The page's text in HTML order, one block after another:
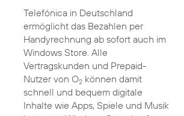
Telefónica in Deutschland
ermöglicht das Bezahlen per
Handyrechnung ab sofort auch im
Windows Store. Alle
Vertragskunden und Prepaid-
Nutzer von O2können damit
schnell und bequem digitale
Inhalte wie Apps, Spiele und Musik